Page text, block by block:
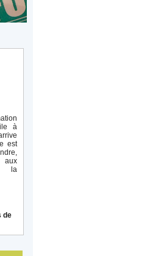
à
est
aux
la
de